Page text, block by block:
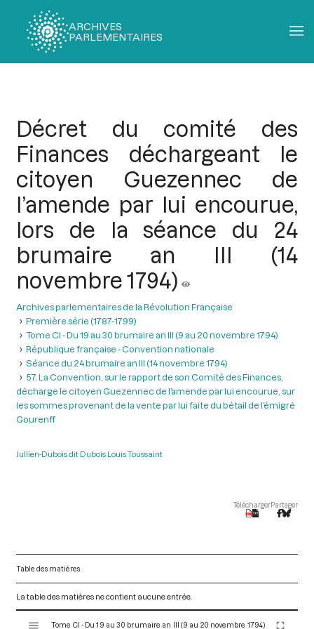
ARCHIVES
PARLEMENTAIRES
Décret du comité des
Finances déchargeant le
citoyen Guezennec de
l’amende par lui encourue,
lors de la séance du 24
brumaire an III (14
novembre 1794)
Archives parlementaires de la Révolution Française
Première série (1787-1799)
Tome CI - Du 19 au 30 brumaire an III (9 au 20 novembre 1794)
République française - Convention nationale
Séance du 24 brumaire an III (14 novembre 1794)
57. La Convention, sur le rapport de son Comité des Finances,
décharge le citoyen Guezennec de l’amende par lui encourue, sur
les sommes provenant de la vente par lui faite du bétail de l’émigré
Gourenff
Jullien-Dubois dit Dubois Louis Toussaint
TéléchargerPartager
Table des matières
La table des matières ne contient aucune entrée.
Tome CI - Du 19 au 30 brumaire an III (9 au 20 novembre 1794)